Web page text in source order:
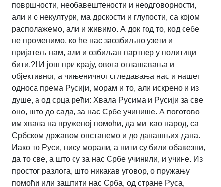
површности, необавештености и неодговорности,
али и о некултури, ма дрскости и глупости, са којом
располажемо, али и живимо. А док год то, код себе
не променимо, ко ће нас заозбиљно узети и
пријатељ нам, али и озбиљан партнер у политици
бити.?! И још при крају, овога оглашавања и
објективног, а чињеничног сгледавања нас и нашег
односа према Русији, морам и то, али искрено и из
душе, а од срца рећи: Хвала Русима и Русији за све
оно, што до сада, за нас Србе учинише. А поготово
им хвала на пруженој помоћи, да ми, као народ, са
Србском државом опстанемо и до данашњих дана.
Иако то Руси, нису морали, а нити су били обавезни,
да то све, а што су за нас Србе учинили, и учине. Из
простог разлога, што никакав уговор, о пружању
помоћи или заштити нас Срба, од стране Руса,